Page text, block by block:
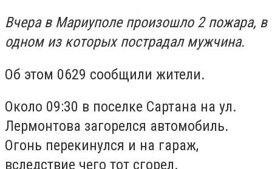
Вчера в Мариуполе произошло 2 пожара, в
одном из которых пострадал мужчина.
Об этом 0629 сообщили жители.
Около 09:30 в поселке Сартана на ул.
Лермонтова загорелся автомобиль.
Огонь перекинулся и на гараж,
вследствие чего тот сгорел.